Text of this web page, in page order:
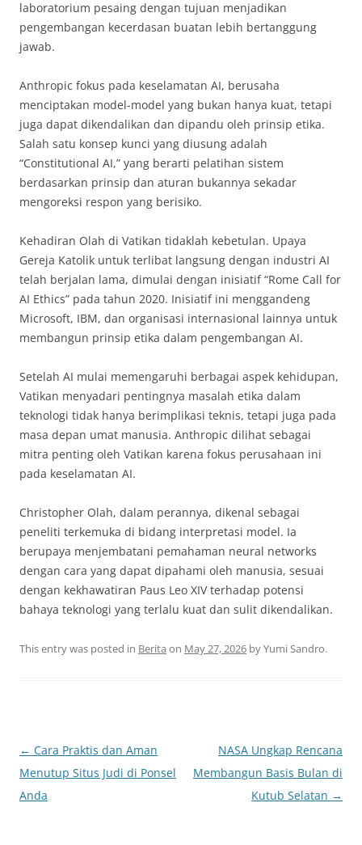
laboratorium pesaing dengan tujuan menjadikan
pengembangan kecerdasan buatan lebih bertanggung
jawab.
Anthropic fokus pada keselamatan AI, berusaha
menciptakan model-model yang bukan hanya kuat, tetapi
juga dapat dikendalikan dan dipandu oleh prinsip etika.
Salah satu konsep kunci yang diusung adalah
“Constitutional AI,” yang berarti pelatihan sistem
berdasarkan prinsip dan aturan bukannya sekadar
mengoreksi respon yang berisiko.
Kehadiran Olah di Vatikan tidaklah kebetulan. Upaya
Gereja Katolik untuk terlibat langsung dengan industri AI
telah berjalan lama, dimulai dengan inisiatif “Rome Call for
AI Ethics” pada tahun 2020. Inisiatif ini menggandeng
Microsoft, IBM, dan organisasi internasional lainnya untuk
membangun prinsip etika dalam pengembangan AI.
Setelah AI mulai memengaruhi berbagai aspek kehidupan,
Vatikan menyadari pentingnya masalah etika dalam
teknologi tidak hanya berimplikasi teknis, tetapi juga pada
masa depan umat manusia. Anthropic dilihat sebagai
mitra penting oleh Vatikan karena fokus perusahaan ini
pada keselamatan AI.
Christopher Olah, dalam perannya, dikenal sebagai
peneliti terkemuka di bidang interpretasi model. Ia
berupaya menjembatani pemahaman neural networks
dengan cara yang dapat dipahami oleh manusia, sesuai
dengan kekhawatiran Paus Leo XIV terhadap potensi
bahaya teknologi yang terlalu kuat dan sulit dikendalikan.
This entry was posted in Berita on May 27, 2026 byYumi Sandro.
Post
navigation
← Cara Praktis dan Aman
Menutup Situs Judi di Ponsel
Anda
NASA Ungkap Rencana
Membangun Basis Bulan di
Kutub Selatan →